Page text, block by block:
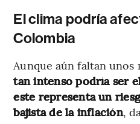
El clima podría
Colombia
Aunque aún faltan unos
tan intenso podría ser
este representa un
bajista de la inflación,